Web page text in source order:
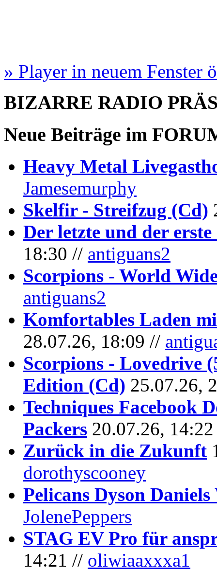
» Player in neuem Fenster
BIZARRE RADIO
Neue Beiträge im
Heavy Metal
Jamesemurphy
Skelfir - Streifzug (Cd)
Der letzte und der erste
18:30 // antiguans2
Scorpions - World
antiguans2
Komfortables Laden
28.07.26, 18:09 //
Scorpions - Lovedrive
Edition (Cd) 25.07.26,
Techniques Facebook
Packers 20.07.26,
Zurück in die Zukunft
dorothyscooney
Pelicans Dyson
JolenePeppers
STAG EV Pro für
14:21 // oliwiaaxxxa1